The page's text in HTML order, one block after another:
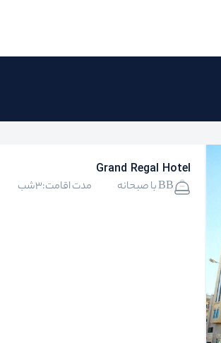
Grand Regal Hotel
BB با صبحانه مدت اقامت:3شب